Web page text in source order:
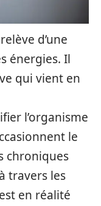
d’une
énergies. Il
qui vient en
l’organisme
le
chroniques
travers les
en réalité